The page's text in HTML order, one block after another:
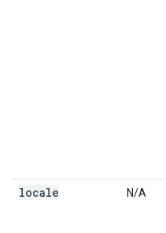
locale
N/A